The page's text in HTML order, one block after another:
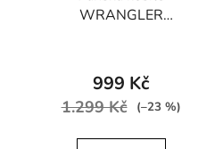
WRANGLER
999 Kč
1.299 Kč (–23 %)